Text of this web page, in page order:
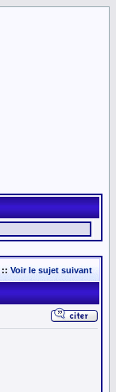
:: Voir le sujet suivant